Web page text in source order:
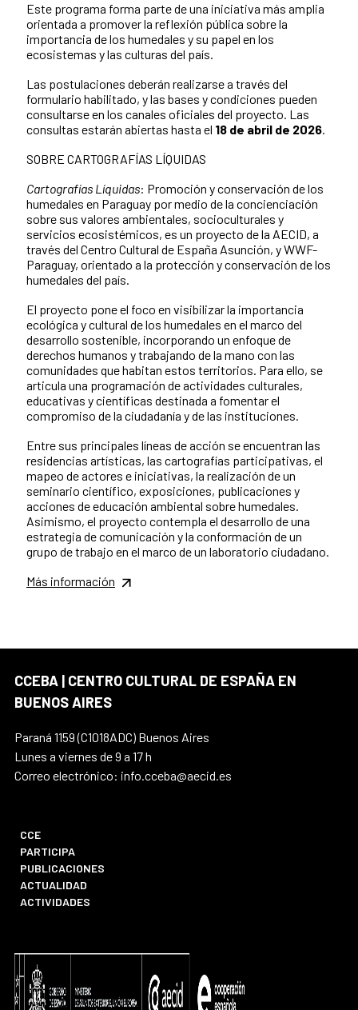
Este programa forma parte de una iniciativa más amplia
orientada a promover la reflexión pública sobre la
importancia de los humedales y su papel en los
ecosistemas y las culturas del país.
Las postulaciones deberán realizarse a través del
formulario habilitado, y las bases y condiciones pueden
consultarse en los canales oficiales del proyecto. Las
consultas estarán abiertas hasta el 18 de abril de 2026.
SOBRE CARTOGRAFÍAS LÍQUIDAS
Cartografías Líquidas: Promoción y conservación de los
humedales en Paraguay por medio de la concienciación
sobre sus valores ambientales, socioculturales y
servicios ecosistémicos, es un proyecto de la AECID, a
través del Centro Cultural de España Asunción, y WWF-
Paraguay, orientado a la protección y conservación de los
humedales del país.
El proyecto pone el foco en visibilizar la importancia
ecológica y cultural de los humedales en el marco del
desarrollo sostenible, incorporando un enfoque de
derechos humanos y trabajando de la mano con las
comunidades que habitan estos territorios. Para ello, se
articula una programación de actividades culturales,
educativas y científicas destinada a fomentar el
compromiso de la ciudadanía y de las instituciones.
Entre sus principales líneas de acción se encuentran las
residencias artísticas, las cartografías participativas, el
mapeo de actores e iniciativas, la realización de un
seminario científico, exposiciones, publicaciones y
acciones de educación ambiental sobre humedales.
Asimismo, el proyecto contempla el desarrollo de una
estrategia de comunicación y la conformación de un
grupo de trabajo en el marco de un laboratorio ciudadano.
Más información
CCEBA | CENTRO CULTURAL DE ESPAÑA EN
BUENOS AIRES
Paraná 1159 (C1018ADC) Buenos Aires
Lunes a viernes de 9 a 17 h
Correo electrónico: info.cceba@aecid.es
CCE
PARTICIPA
PUBLICACIONES
ACTUALIDAD
ACTIVIDADES